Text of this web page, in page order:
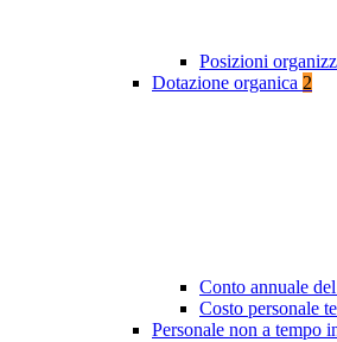
Posizioni
Dotazione organica 2
Conto annuale
Costo personale
Personale non a tempo